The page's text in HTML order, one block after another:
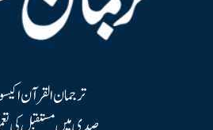
ترجمان القرآن